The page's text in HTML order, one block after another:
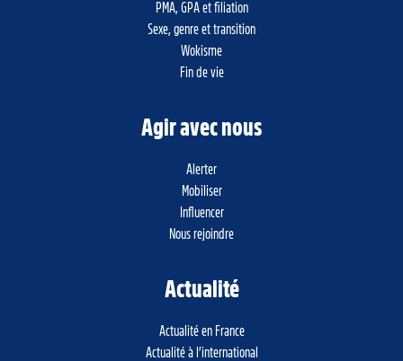
PMA, GPA et filiation
Sexe, genre et transition
Wokisme
Fin de vie
Agir avec nous
Alerter
Mobiliser
Influencer
Nous rejoindre
Actualité
Actualité en France
Actualité à l’international